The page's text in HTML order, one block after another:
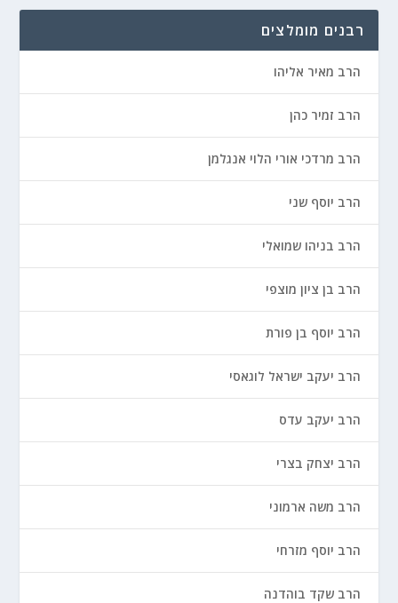
רבנים מומלצים
הרב מאיר אליהו
הרב זמיר כהן
הרב מרדכי אורי הלוי אנגלמן
הרב יוסף שני
הרב בניהו שמואלי
הרב בן ציון מוצפי
הרב יוסף בן פורת
הרב יעקב ישראל לוגאסי
הרב יעקב עדס
הרב יצחק בצרי
הרב משה ארמוני
הרב יוסף מזרחי
הרב שקד בוהדנה